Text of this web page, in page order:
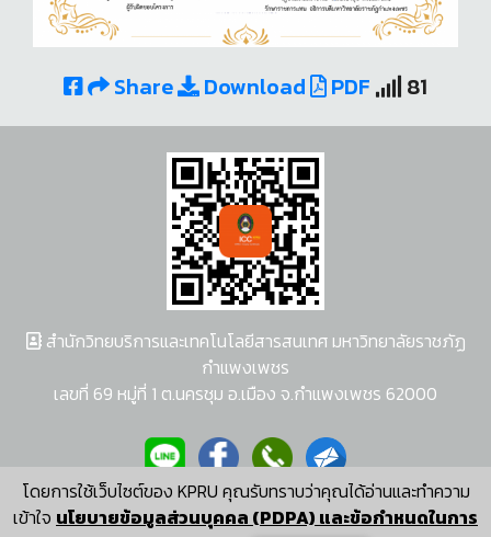
Share Download PDF 81
โดยการใช้เว็บไซต์ของ KPRU คุณรับทราบว่าคุณได้อ่านและทำความ
เข้าใจ นโยบายข้อมูลส่วนบุคคล (PDPA) และข้อกำหนดในการ
สำนักวิทยบริการและเทคโนโลยีสารสนเทศ มหาวิทยาลัยราชภัฏ
กำแพงเพชร
เลขที่ 69 หมู่ที่ 1 ต.นครชุม อ.เมือง จ.กำแพงเพชร 62000
ผู้พัฒนาระบบ อนุชา พวงผกา